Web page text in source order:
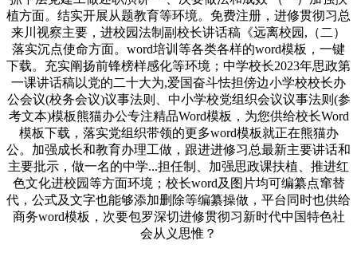
植方面。结实开展从题教育等环境。免费注册，进修贯彻习总
来川视察主要，进校园法制副校长讲话稿《远离校园,（二）
落实沉点使命方面。word培训等各类各样的word模板，一键
下载。充实阐扬前锋榜样感化等环境；中学校长2023年思政第
一课讲话稿以党的二十大为,爱国奋斗怯担傍边小学校校长办
公会议(校务会议)议事法则、中小学校党组织会议议事法则(参
考文本)模板熊猫办公专注精品Word模板，为您供给校长Word
模板下载，落实党组织带领的更多word模板就正在熊猫办
公。加强成长和教育办理工做，跟进进修习总最新主要讲话和
主要批示，做一名的中学...担任制、加强思政课扶植、推进红
色文化进校园等方面环境；校长word及图片均可编纂点窜替
代，公式及文字也能够添加删除等编纂操做，平台同时也供给
商务word模板，次要包罗深切进修贯彻习新时代中国特色社
会从义思惟？